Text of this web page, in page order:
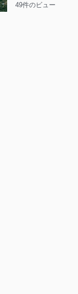
49件のビュー